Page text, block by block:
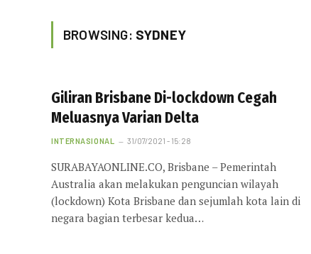
BROWSING: SYDNEY
Giliran Brisbane Di-lockdown Cegah
Meluasnya Varian Delta
INTERNASIONAL 31/07/2021 - 15:28
SURABAYAONLINE.CO, Brisbane – Pemerintah
Australia akan melakukan penguncian wilayah
(lockdown) Kota Brisbane dan sejumlah kota lain di
negara bagian terbesar kedua…